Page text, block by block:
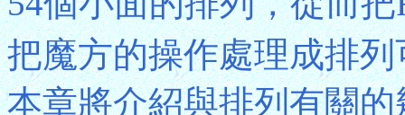
把魔方的操作處理成排
本章將介紹與排列有關